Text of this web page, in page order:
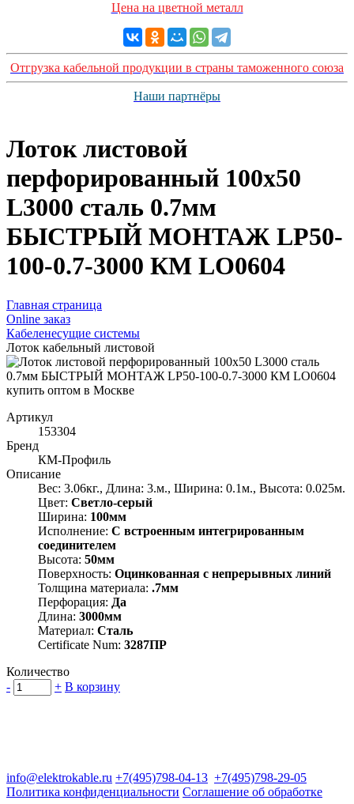
Цена на цветной металл
Отгрузка кабельной продукции в страны таможенного союза
Наши партнёры
Лоток листовой
перфорированный 100х50
L3000 сталь 0.7мм
БЫСТРЫЙ МОНТАЖ LP50-
100-0.7-3000 КМ LO0604
Главная страница
Оnline заказ
Кабеленесущие системы
Лоток кабельный листовой
Артикул
153304
Бренд
КМ-Профиль
Описание
Вес: 3.06кг., Длина: 3.м., Ширина: 0.1м., Высота: 0.025м.
Цвет: Светло-серый
Ширина: 100мм
Исполнение: С встроенным интегрированным
соединителем
Высота: 50мм
Поверхность: Оцинкованная с непрерывных линий
Толщина материала: .7мм
Перфорация: Да
Длина: 3000мм
Материал: Сталь
Certificate Num: 3287ПР
Количество
-
+ В корзину
info@elektrokable.ru +7(495)798-04-13 +7(495)798-29-05
Политика конфиденциальности Соглашение об обработке